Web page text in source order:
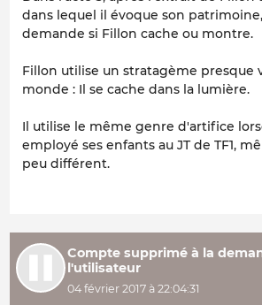
dans lequel il évoque son
demande si Fillon cache ou montre.
Fillon utilise un stratagème presque
monde : Il se cache dans la lumière.
Il utilise le même genre d'artifice
employé ses enfants au JT de TF1,
peu différent.
Compte supprimé à la
l'utilisateur
04 février 2017 à 22:04:31